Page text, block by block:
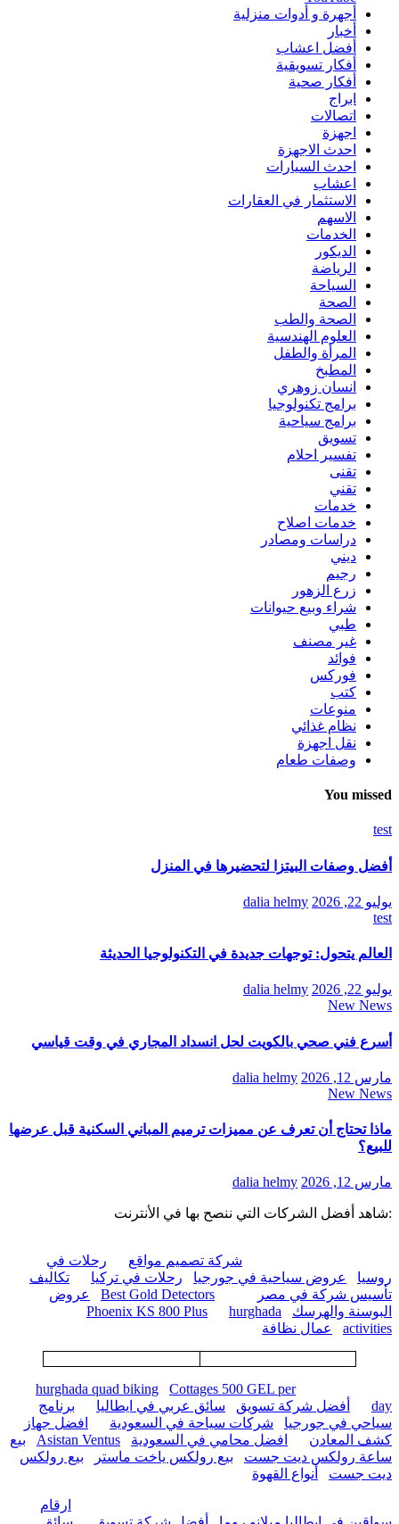
أجهرة و أدوات منزلية
أخبار
أفضل اعشاب
أفكار تسويقية
أفكار صحية
ابراج
اتصالات
اجهزة
احدث الاجهزة
احدث السيارات
اعشاب
الاستثمار في العقارات
الاسهم
الخدمات
الديكور
الرياضة
السياحة
الصحة
الصحة والطب
العلوم الهندسية
المرأة والطفل
المطبخ
انسان زوهري
برامج تكنولوجيا
برامج سياحية
تسويق
تفسير احلام
تقنى
تقني
خدمات
خدمات اصلاح
دراسات ومصادر
ديني
رجيم
زرع الزهور
شراء وبيع حيوانات
طبي
غير مصنف
فوائد
فوركس
كتب
منوعات
نظام غذائي
نقل اجهزة
وصفات طعام
You missed
test
أفضل وصفات البيتزا لتحضيرها في المنزل
يوليو 22, 2026
dalia helmy
test
العالم يتحول: توجهات جديدة في التكنولوجيا الحديثة
يوليو 22, 2026
dalia helmy
New News
أسرع فني صحي بالكويت لحل انسداد المجاري في وقت قياسي
مارس 12, 2026
dalia helmy
New News
ماذا تحتاج أن تعرف عن مميزات ترميم المباني السكنية قبل عرضها
للبيع؟
مارس 12, 2026 dalia helmy
:شاهد أفضل الشركات التي ننصح بها في الأنترنت
شركة تصميم مواقع
رحلات في
روسيا
عروض سياحية في جورجيا رحلات في تركيا
تكاليف
تأسيس شركة في مصر
Best Gold Detectors
عروض
البوسنة والهرسك
Phoenix KS 800 Plus
hurghada
activities
عمال نظافة
hurghada quad biking
Cottages 500 GEL per
day
أفضل شركة تسويق سائق عربي في ايطاليا
برنامج
سياحي في جورجيا
شركات سياحة في السعودية
افضل جهاز
كشف المعادن
افضل محامي في السعودية Asistan Ventus
بيع
ساعة رولكس ديت جست
بيع رولكس ياخت ماستر
بيع رولكس
ديت جست
أنواع القهوة
ارقام